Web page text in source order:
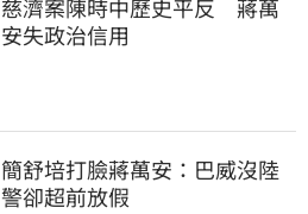
慈濟案陳時中歷史平反　蔣萬
安失政治信用
簡舒培打臉蔣萬安：巴威沒陸
警卻超前放假